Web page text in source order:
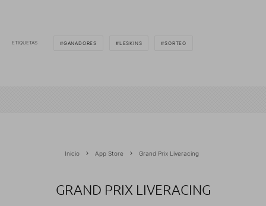
ETIQUETAS GANADORES LESKINS SORTEO
Inicio App Store Grand Prix Liveracing
GRAND PRIX LIVERACING